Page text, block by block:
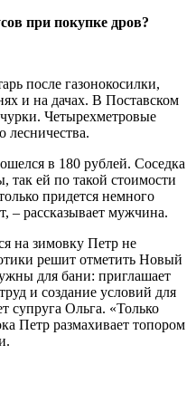
после газонокосилки,
и на дачах. В Поставском
Четырехметровые
лесничества.
в 180 рублей. Соседка
так ей по такой стоимости
придется немного
– рассказывает мужчина.
на зимовку Петр не
решит отметить Новый
для бани: приглашает
и создание условий для
супруга Ольга. «Только
Петр размахивает топором